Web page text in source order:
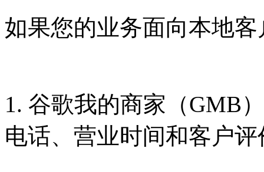
如果您的业务面向本地
1. 谷歌我的商家（GMB
电话、营业时间和客户评